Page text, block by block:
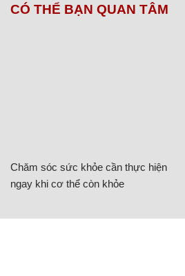
CÓ THỂ BẠN QUAN TÂM
Chăm sóc sức khỏe cần thực hiện
ngay khi cơ thể còn khỏe